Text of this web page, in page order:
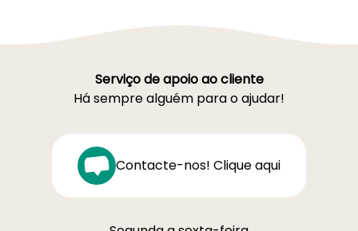
Serviço de apoio ao cliente
Há sempre alguém para o ajudar!
Contacte-nos! Clique aqui